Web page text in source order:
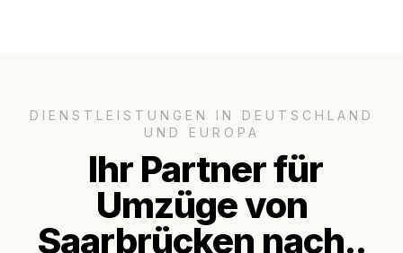
DIENSTLEISTUNGEN IN DEUTSCHLAND
UND EUROPA
Ihr Partner für
Umzüge von
Saarbrücken nach..